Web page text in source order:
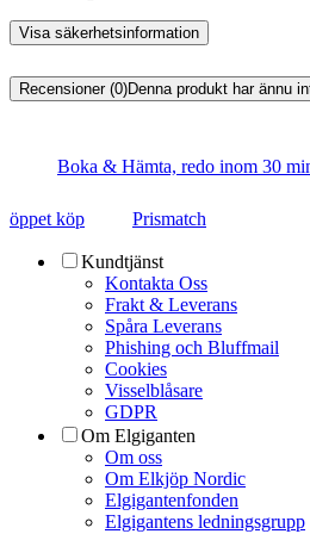
Visa säkerhetsinformation
Recensioner (0)Denna produkt har ännu
Boka & Hämta, redo inom 30
öppet köp Prismatch
Kundtjänst
Kontakta Oss
Frakt & Leverans
Spåra Leverans
Phishing och Bluffmail
Cookies
Visselblåsare
GDPR
Om Elgiganten
Om oss
Om Elkjöp Nordic
Elgigantenfonden
Elgigantens ledningsgrupp